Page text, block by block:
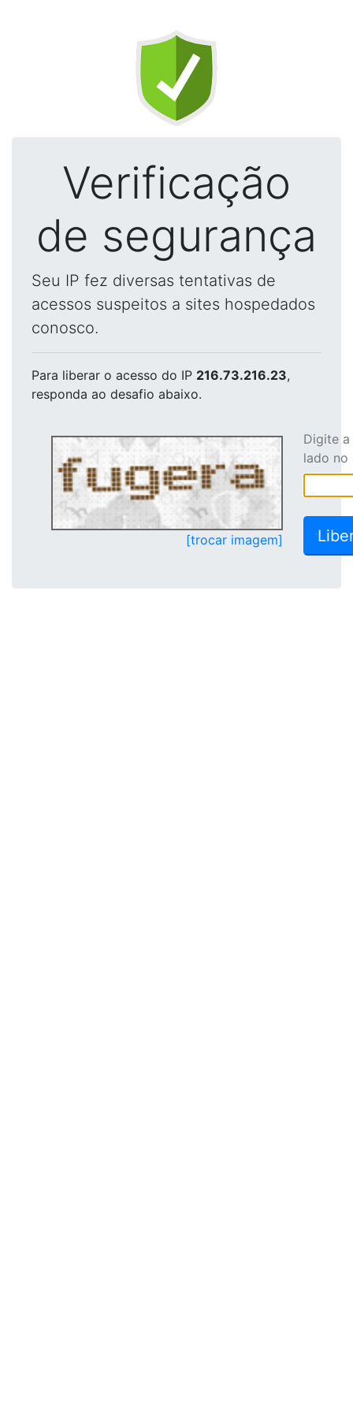
Verificação
de segurança
Seu IP fez diversas tentativas de
acessos suspeitos a sites hospedados
conosco.
Para liberar o acesso do IP 216.73.216.23,
responda ao desafio abaixo.
[trocar imagem]
Digite
lado no